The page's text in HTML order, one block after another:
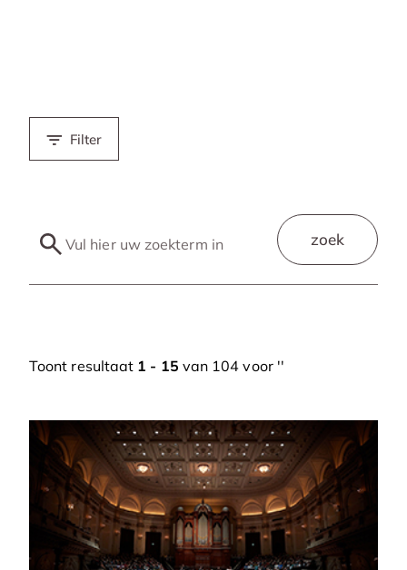
Filter
zoek
Toont resultaat 1 - 15 van 104 voor ''